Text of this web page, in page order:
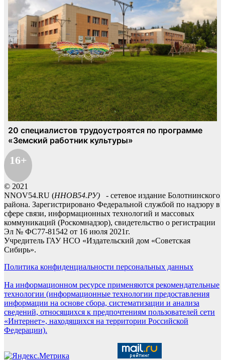
16+
© 2021
NNOV54.RU (ННОВ54.РУ) - сетевое издание Болотнинского
района. Зарегистрировано Федеральной службой по надзору в
сфере связи, информационных технологий и массовых
коммуникаций (Роскомнадзор), свидетельство о регистрации
Эл № ФС77-81542 от 16 июля 2021г.
Учредитель ГАУ НСО «Издательский дом «Советская
Сибирь».
Политика конфиденциальности персональных данных
На информационном ресурсе применяются рекомендательные
технологии (информационные технологии предоставления
информации на основе сбора, систематизации и анализа
сведений, относящихся к предпочтениям пользователей сети
«Интернет», находящихся на территории Российской
Федерации).